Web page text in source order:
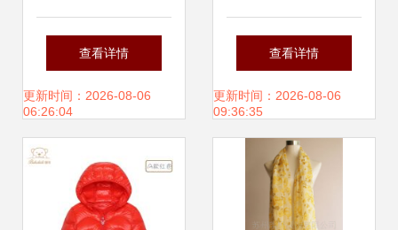
制衣厂制服与工作
服产品列表
查看详情
更新时间：2026-08-06
06:26:04
7500件衣服与珠宝
浮夸间，解读老钱
与暴发户的本真差
异
查看详情
更新时间：2026-08-06
09:36:35